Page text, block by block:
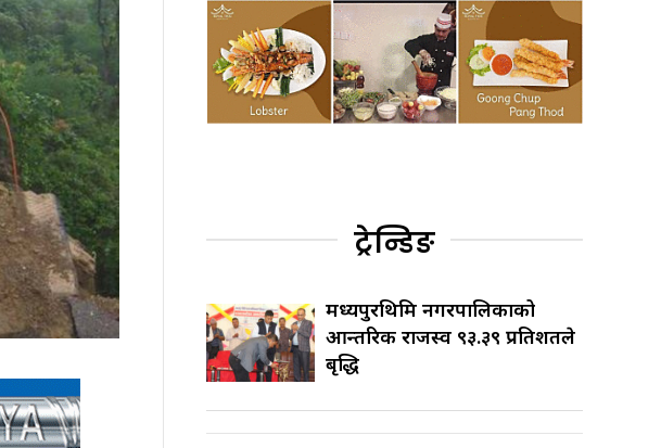
ट्रेन्डिङ
मध्यपुरथिमि नगरपालिकाको
आन्तरिक राजस्व ९३.३९ प्रतिशतले
बृद्धि